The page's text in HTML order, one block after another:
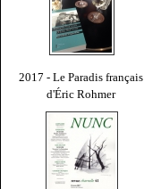
2017 - Le Paradis français
d'Éric Rohmer